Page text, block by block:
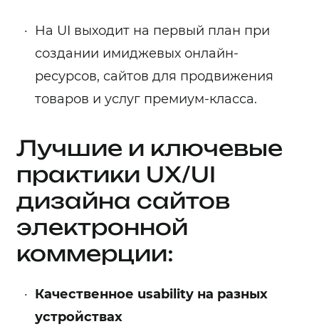
На UI выходит на первый план при
создании имиджевых онлайн-
ресурсов, сайтов для продвижения
товаров и услуг премиум-класса.
Лучшие и ключевые
практики UX/UI
дизайна сайтов
электронной
коммерции:
Качественное usability на разных
устройствах